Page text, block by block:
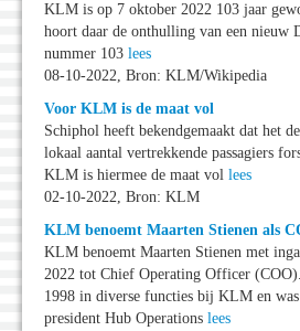
KLM is op 7 oktober 2022 103 jaar
hoort daar de onthulling van een nieuw
nummer 103 lees
08-10-2022, Bron: KLM/Wikipedia
Voor KLM is de maat vol
Schiphol heeft bekendgemaakt dat het
lokaal aantal vertrekkende passagiers
KLM is hiermee de maat vol lees
02-10-2022, Bron: KLM
KLM benoemt Maarten Stienen als
KLM benoemt Maarten Stienen met
2022 tot Chief Operating Officer
1998 in diverse functies bij KLM en
president Hub Operations lees